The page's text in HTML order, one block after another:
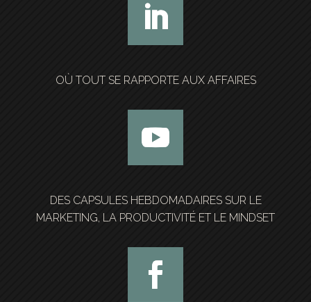
OÙ TOUT SE RAPPORTE AUX AFFAIRES
DES CAPSULES HEBDOMADAIRES SUR LE
MARKETING, LA PRODUCTIVITÉ ET LE MINDSET